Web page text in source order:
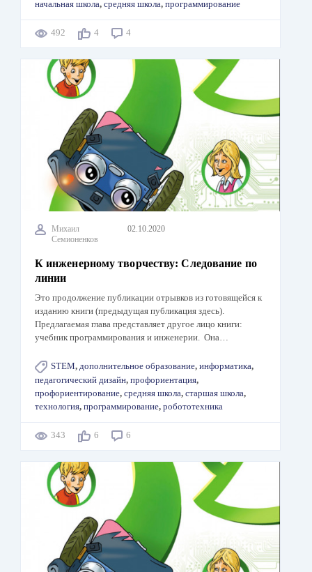
начальная школа, средняя школа, программирование
492 4 4
Михаил
Семионенков
02.10.2020
К инженерному творчеству: Следование по
линии
Это продолжение публикации отрывков из готовящейся к
изданию книги (предыдущая публикация здесь).
Предлагаемая глава представляет другое лицо книги:
учебник программирования и инженерии. Она…
STEM, дополнительное образование, информатика,
педагогический дизайн, профориентация,
профориентирование, средняя школа, старшая школа,
технология, программирование, робототехника
343 6 6